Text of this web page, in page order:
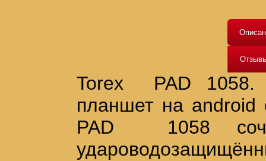
Torex PAD 1058.
планшет на
PAD 1058